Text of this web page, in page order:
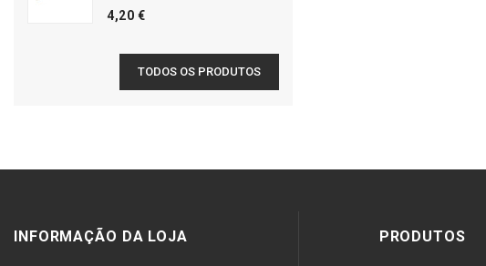
4,20 €
TODOS OS PRODUTOS
INFORMAÇÃO DA LOJA PRODUTOS